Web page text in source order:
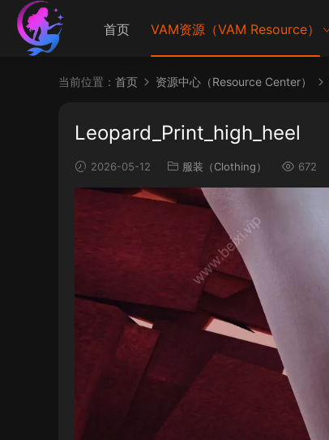
首页 VAM资源（VAM Resource）
当前位置： 首页 资源中心（Resource Center）
Leopard_Print_high_heel
2026-05-12 服装（Clothing） 672